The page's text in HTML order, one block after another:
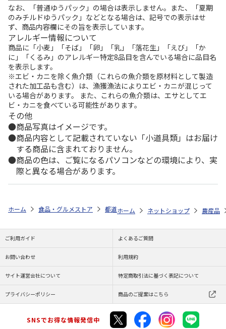
なお、「普通ゆうパック」の場合は表示しません。また、「夏期
のみチルドゆうパック」などとなる場合は、記号での表示はせ
ず、商品内容欄にその旨を表示しています。
アレルギー情報について
商品に「小麦」「そば」「卵」「乳」「落花生」「えび」「か
に」「くるみ」のアレルギー特定8品目を含んでいる場合に品目名
を表示します。
※エビ・カニを除く魚介類（これらの魚介類を原材料として製造
された加工品も含む）は、漁獲漁法によりエビ・カニが混じって
いる場合があります。 また、これらの魚介類は、エサとしてエ
ビ・カニを食べている可能性があります。
その他
商品写真はイメージです。
商品内容として記載されていない「小道具類」はお届け
する商品に含まれておりません。
商品の色は、ご覧になるパソコンなどの環境により、実
際と異なる場合があります。
ホーム 食品・グルメストア 都道府県から探す 愛知県 マスクメ
ホーム ネットショップ 農産品
ご利用ガイド よくあるご質問
お問い合わせ 利用規約
サイト運営会社について 特定商取引法に基づく表記について
プライバシーポリシー 商品のご提案はこちら
SNSでお得な情報発信中